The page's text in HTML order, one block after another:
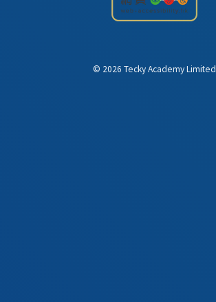
© 2026 Tecky Academy Limited